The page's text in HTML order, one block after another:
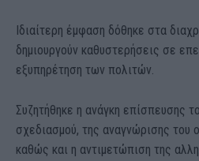
Ιδιαίτερη έμφαση δόθηκε στα
δημιουργούν καθυστερήσεις σε
εξυπηρέτηση των πολιτών.
Συζητήθηκε η ανάγκη επίσπευσης
σχεδιασμού, της αναγνώρισης του
καθώς και η αντιμετώπιση της